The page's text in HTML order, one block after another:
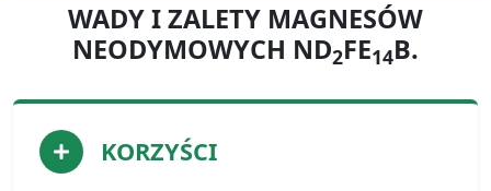
WADY I ZALETY MAGNESÓW
NEODYMOWYCH ND2FE14B.
KORZYŚCI